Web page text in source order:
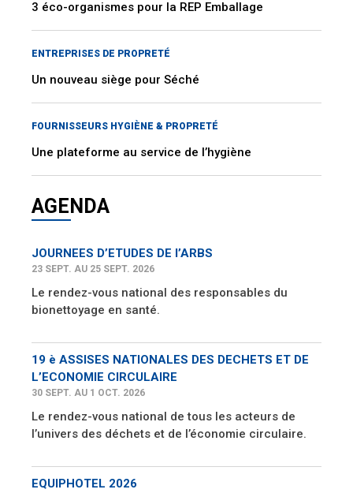
3 éco-organismes pour la REP Emballage
ENTREPRISES DE PROPRETÉ
Un nouveau siège pour Séché
FOURNISSEURS HYGIÈNE & PROPRETÉ
Une plateforme au service de l’hygiène
AGENDA
JOURNEES D’ETUDES DE l’ARBS
23 SEPT. AU 25 SEPT. 2026
Le rendez-vous national des responsables du
bionettoyage en santé.
19 è ASSISES NATIONALES DES DECHETS ET DE
L’ECONOMIE CIRCULAIRE
30 SEPT. AU 1 OCT. 2026
Le rendez-vous national de tous les acteurs de
l’univers des déchets et de l’économie circulaire.
EQUIPHOTEL 2026